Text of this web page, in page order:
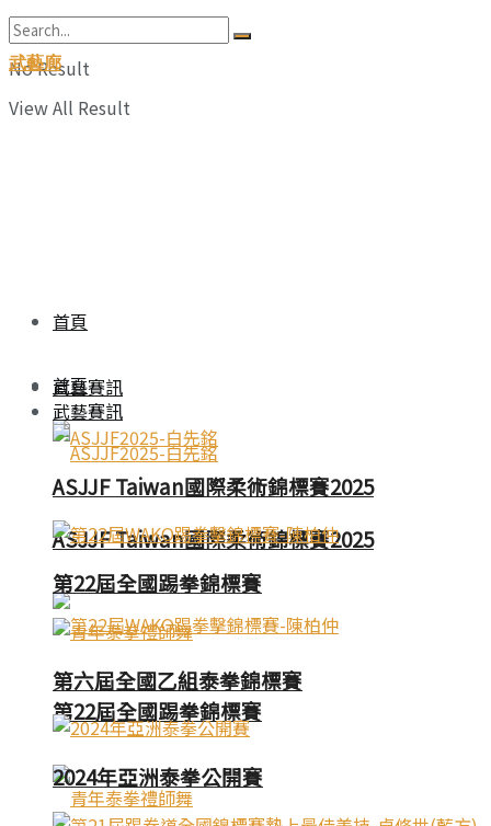
No Result
View All Result
武藝廊
首頁
武藝賽訊
ASJJF Taiwan國際柔術錦標賽2025
第22屆全國踢拳錦標賽
首頁
武藝賽訊
ASJJF Taiwan國際柔術錦標賽2025
第22屆全國踢拳錦標賽
第六屆全國乙組泰拳錦標賽
2024年亞洲泰拳公開賽